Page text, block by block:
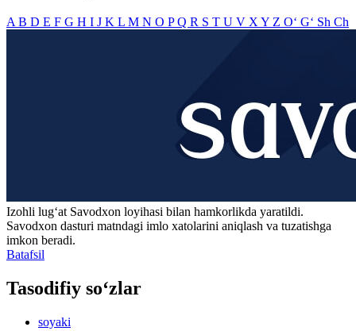
A B D E F G H I J K L M N O PQ R S T U V X Y Z O‘ G‘ Sh Ch
Izohli lugʻat Savodxon loyihasi bilan hamkorlikda yaratildi.
Savodxon dasturi matndagi imlo xatolarini aniqlash va tuzatishga
imkon beradi.
Batafsil
Tasodifiy so‘zlar
soyaki